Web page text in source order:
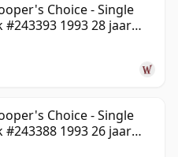
Choice - Single
#243393 1993 28 jaar
Choice - Single
#243388 1993 26 jaar